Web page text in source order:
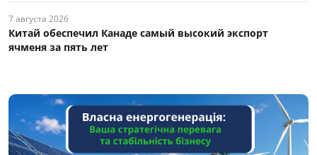
7 августа 2026
Китай обеспечил Канаде самый высокий экспорт
ячменя за пять лет